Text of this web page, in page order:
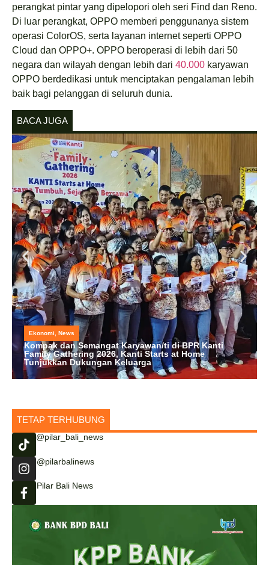
perangkat pintar yang dipelopori oleh seri Find dan Reno.
Di luar perangkat, OPPO memberi penggunanya sistem
operasi ColorOS, serta layanan internet seperti OPPO
Cloud dan OPPO+. OPPO beroperasi di lebih dari 50
negara dan wilayah dengan lebih dari 40.000 karyawan
OPPO berdedikasi untuk menciptakan pengalaman lebih
baik bagi pelanggan di seluruh dunia.
BACA JUGA
Ekonomi News
Kompak dan Semangat Karyawan/ti di BPR Kanti
Family Gathering 2026, Kanti Starts at Home
Tunjukkan Dukungan Keluarga
TETAP TERHUBUNG
@pilar_bali_news
@pilarbalinews
Pilar Bali News